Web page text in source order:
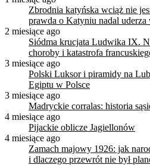
Zbrodnia katyńska wciąż nie
prawda o Katyniu nadal uderza
2 miesiące ago
Siódma krucjata Ludwika IX.
choroby i katastrofa
3 miesiące ago
Polski Luksor i piramidy na
Egiptu w Polsce
3 miesiące ago
Madryckie corralas: historia
4 miesiące ago
Pijackie oblicze Jagiellonów
4 miesiące ago
Zamach majowy 1926: jak
i dlaczego przewrót nie był